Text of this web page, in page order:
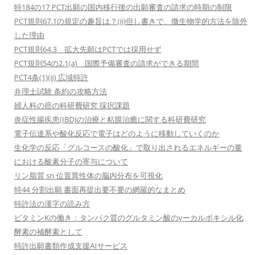
特184の17 PCT出願の国内移行後の出願審査の請求の時期の制限
PCT規則67.1の規定の趣旨は？(ii)但し書きで、微生物学的方法を除外
した理由
PCT規則64.3 拡大先願はPCTでは採用せず
PCT規則54の2.1(a) 国際予備審査の請求ができる期間
PCT4条(1)(ii) 広域特許
弁理士試験 条約の攻略方法
婦人科の癌の科研費研究 採択課題
炎症性腸疾患(IBD)の治療と粘膜治癒に関する科研費研究
電子伝達系や酸化反応で電子はどのように移動していくのか
生化学の反応「グルコースの酸化」で取り出されるエネルギーの量
における酸素分子の寄与について
リン脂質 sn 位置異性体の脳内分布を可視化
特44 分割出願 書面再提出要不要の網羅的なまとめ
特許法の漢字の読み方
ビタミンKの働き：タンパク質のグルタミン酸のγーカルボキシル化
酵素の補酵素として
特許出願書類作成支援AIサービス